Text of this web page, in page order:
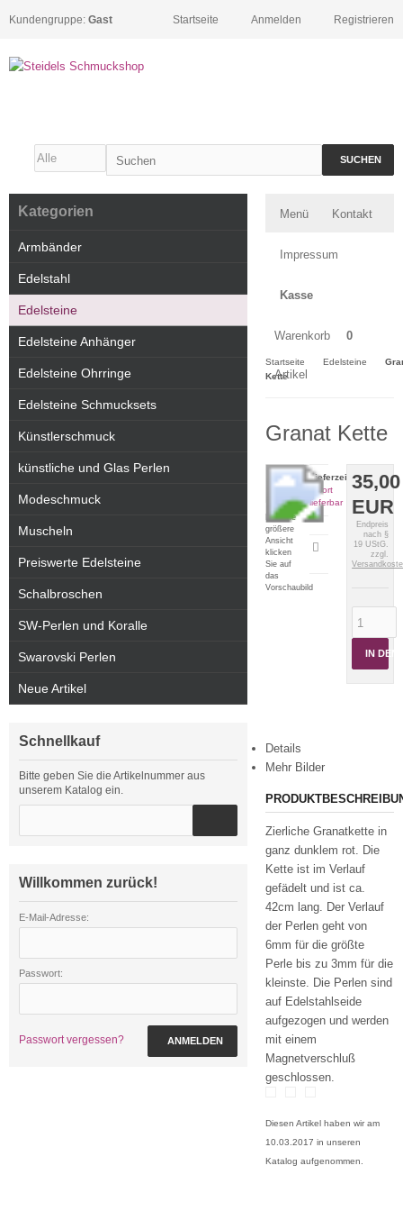
Kundengruppe: Gast Registrieren
Anmelden
Startseite
SUCHEN
Menü Kontakt
Impressum
Kasse
Warenkorb 0
Artikel
Startseite Edelsteine
Kette
Granat Kette
Für eine
größere
Ansicht
klicken
Sie auf
das
Vorschaubild
35,00
EUR
Endpreis
nach §
19 UStG.
zzgl.
IN DEN
Lieferzeit:
sofort
lieferbar
Artikeldatenblatt
drucken
Details
Mehr Bilder
Zierliche Granatkette in
ganz dunklem rot. Die
Kette ist im Verlauf
gefädelt und ist ca.
42cm lang. Der Verlauf
der Perlen geht von
6mm für die größte
Perle bis zu 3mm für die
kleinste. Die Perlen sind
auf Edelstahlseide
aufgezogen und werden
mit einem
Magnetverschluß
geschlossen.
Diesen Artikel haben wir am
10.03.2017 in unseren
Katalog aufgenommen.
Kategorien
Armbänder
Edelstahl
Edelsteine
Edelsteine Anhänger
Edelsteine Ohrringe
Edelsteine Schmucksets
Künstlerschmuck
künstliche und Glas Perlen
Modeschmuck
Muscheln
Preiswerte Edelsteine
Schalbroschen
SW-Perlen und Koralle
Swarovski Perlen
Neue Artikel
Schnellkauf
Bitte geben Sie die Artikelnummer aus
unserem Katalog ein.
Willkommen zurück!
E-Mail-Adresse:
Passwort:
Passwort vergessen? ANMELDEN